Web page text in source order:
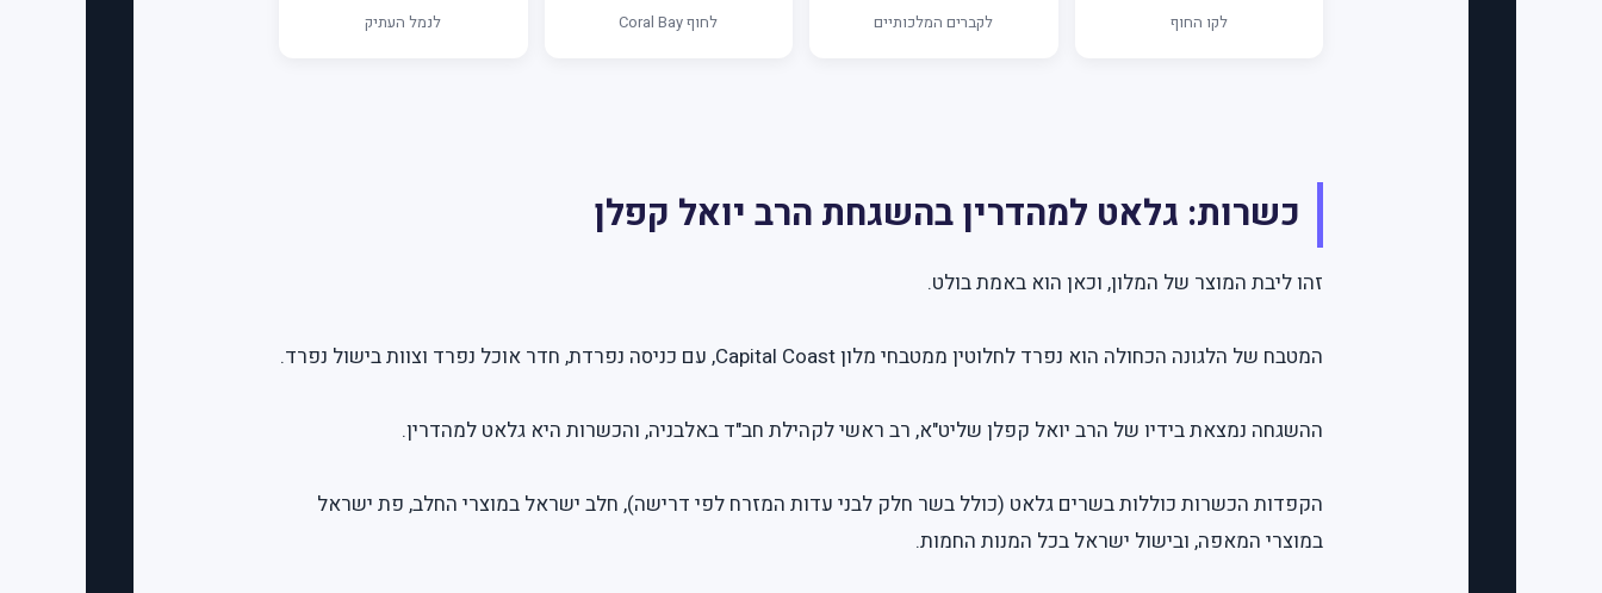
לקו החוף לקברים המלכותיים לחוף Coral Bay לנמל העתיק
כשרות: גלאט למהדרין בהשגחת הרב יואל קפלן
זהו ליבת המוצר של המלון, וכאן הוא באמת בולט.
המטבח של הלגונה הכחולה הוא נפרד לחלוטין ממטבחי מלון Capital Coast, עם כניסה נפרדת, חדר אוכל נפרד וצוות בישול נפרד.
ההשגחה נמצאת בידיו של הרב יואל קפלן שליט"א, רב ראשי לקהילת חב"ד באלבניה, והכשרות היא גלאט למהדרין.
הקפדות הכשרות כוללות בשרים גלאט (כולל בשר חלק לבני עדות המזרח לפי דרישה), חלב ישראל במוצרי החלב, פת ישראל
במוצרי המאפה, ובישול ישראל בכל המנות החמות.